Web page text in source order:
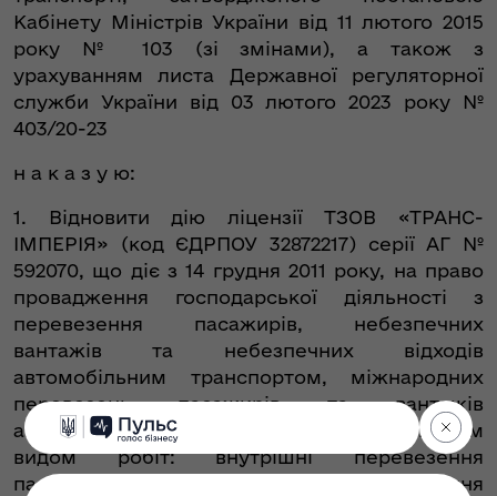
Кабінету Міністрів України від 11 лютого 2015
року № 103 (зі змінами), а також з
урахуванням листа Державної регуляторної
служби України від 03 лютого 2023 року №
403/20-23
н а к а з у ю:
1. Відновити дію ліцензії ТЗОВ «ТРАНС-
ІМПЕРІЯ» (код ЄДРПОУ 32872217) серії АГ №
592070, що діє з 14 грудня 2011 року, на право
провадження господарської діяльності з
перевезення пасажирів, небезпечних
вантажів та небезпечних відходів
автомобільним транспортом, міжнародних
перевезень пасажирів та вантажів
автомобільним транспортом з дозволеним
видом робіт: внутрішні перевезення
пасажирів автобусами; внутрішні перевезення